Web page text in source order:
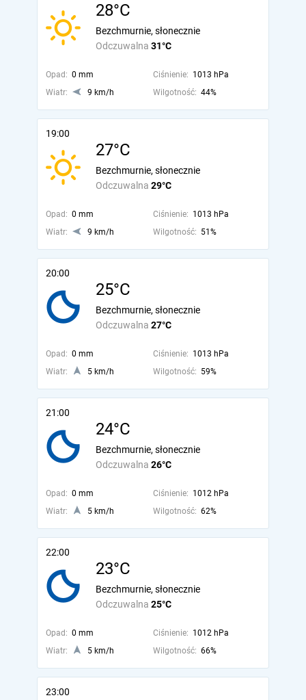
28°C
Odczuwalna 31°C
Bezchmurnie, słonecznie
Opad: 0 mm Ciśnienie: 1013 hPa
Wiatr:
9 km/h Wilgotność: 44%
19:00
27°C
Odczuwalna 29°C
Bezchmurnie, słonecznie
Opad: 0 mm Ciśnienie: 1013 hPa
Wiatr:
9 km/h Wilgotność: 51%
20:00
25°C
Odczuwalna 27°C
Bezchmurnie, słonecznie
Opad: 0 mm Ciśnienie: 1013 hPa
Wiatr:
5 km/h Wilgotność: 59%
21:00
24°C
Odczuwalna 26°C
Bezchmurnie, słonecznie
Opad: 0 mm Ciśnienie: 1012 hPa
Wiatr:
5 km/h Wilgotność: 62%
22:00
23°C
Odczuwalna 25°C
Bezchmurnie, słonecznie
Opad: 0 mm Ciśnienie: 1012 hPa
Wiatr:
5 km/h Wilgotność: 66%
23:00